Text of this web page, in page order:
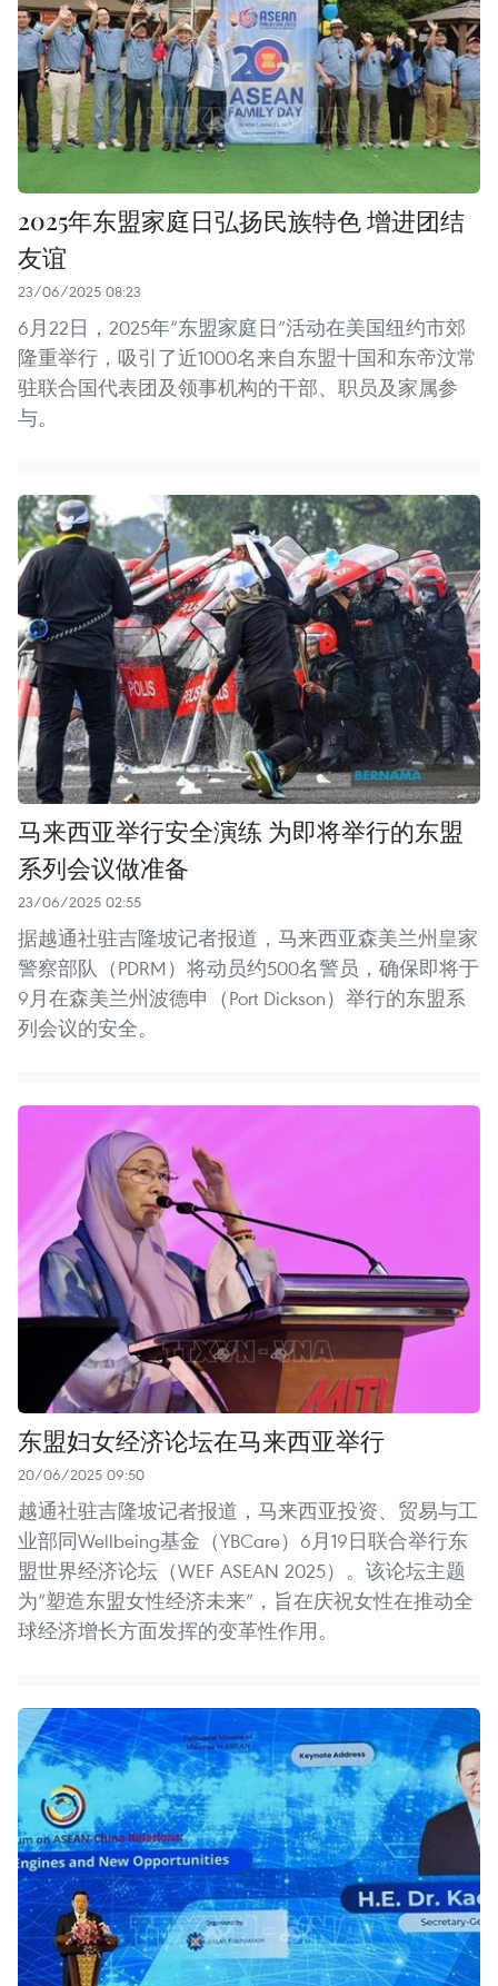
2025年东盟家庭日弘扬民族特色 增进团结
友谊
23/06/2025 08:23
6月22日，2025年“东盟家庭日”活动在美国纽约市郊
隆重举行，吸引了近1000名来自东盟十国和东帝汶常
驻联合国代表团及领事机构的干部、职员及家属参
与。
马来西亚举行安全演练 为即将举行的东盟
系列会议做准备
23/06/2025 02:55
据越通社驻吉隆坡记者报道，马来西亚森美兰州皇家
警察部队（PDRM）将动员约500名警员，确保即将于
9月在森美兰州波德申（Port Dickson）举行的东盟系
列会议的安全。
东盟妇女经济论坛在马来西亚举行
20/06/2025 09:50
越通社驻吉隆坡记者报道，马来西亚投资、贸易与工
业部同Wellbeing基金（YBCare）6月19日联合举行东
盟世界经济论坛（WEF ASEAN 2025）。该论坛主题
为“塑造东盟女性经济未来”，旨在庆祝女性在推动全
球经济增长方面发挥的变革性作用。